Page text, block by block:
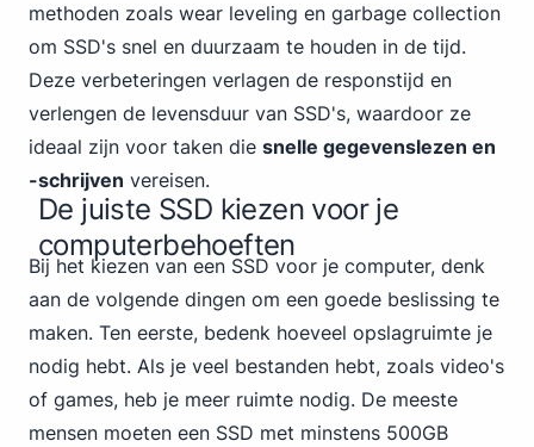
methoden zoals wear leveling en garbage collection
om SSD's snel en duurzaam te houden in de tijd.
Deze verbeteringen verlagen de responstijd en
verlengen de levensduur van SSD's, waardoor ze
ideaal zijn voor taken die snelle gegevenslezen en
-schrijven vereisen.
De juiste SSD kiezen voor je
computerbehoeften
Bij het kiezen van een SSD voor je computer, denk
aan de volgende dingen om een goede beslissing te
maken. Ten eerste, bedenk hoeveel opslagruimte je
nodig hebt. Als je veel bestanden hebt, zoals video's
of games, heb je meer ruimte nodig. De meeste
mensen moeten een SSD met minstens 500GB